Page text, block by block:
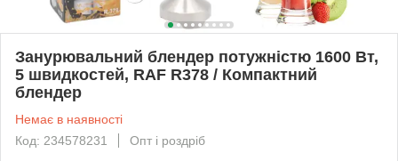
Занурювальний блендер потужністю 1600 Вт,
5 швидкостей, RAF R378 / Компактний
блендер
Немає в наявності
Код: 234578231
Опт і роздріб